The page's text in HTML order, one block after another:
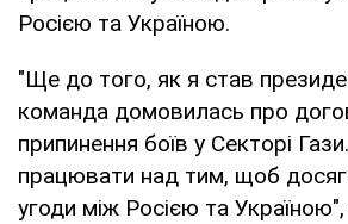
Росією та Україною.
"Ще до того, як я став
команда домовилась про
припинення боїв у Секторі
працювати над тим, щоб
угоди між Росією та